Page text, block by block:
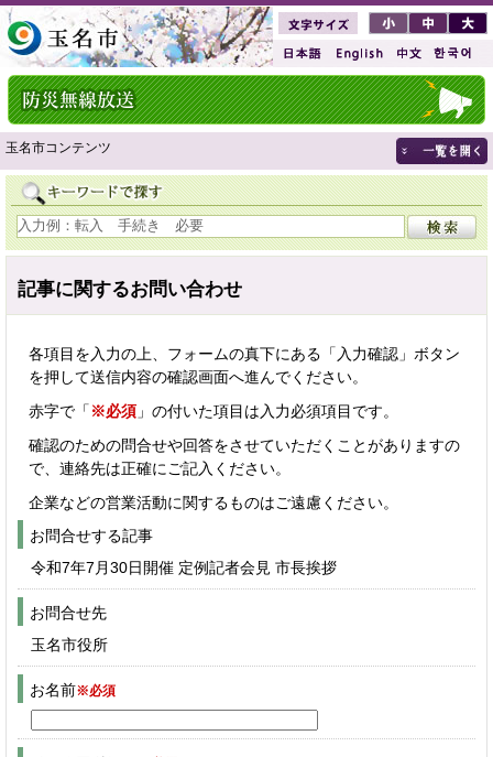
玉名市コンテンツ
記事に関するお問い合わせ
各項目を入力の上、フォームの真下にある「入力確認」ボタン
を押して送信内容の確認画面へ進んでください。
赤字で「 ※必須 」の付いた項目は入力必須項目です。
確認のための問合せや回答をさせていただくことがありますの
で、連絡先は正確にご記入ください。
企業などの営業活動に関するものはご遠慮ください。
お問合せする記事
令和7年7月30日開催 定例記者会見 市長挨拶
お問合せ先
玉名市役所
お名前※必須